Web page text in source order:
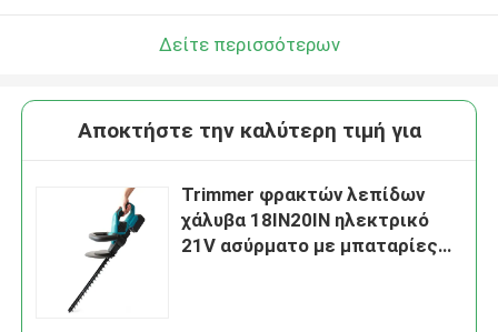
Δείτε περισσότερων
Αποκτήστε την καλύτερη τιμή για
Trimmer φρακτών λεπίδων
χάλυβα 18IN20IN ηλεκτρικό
21V ασύρματο με μπαταρίες